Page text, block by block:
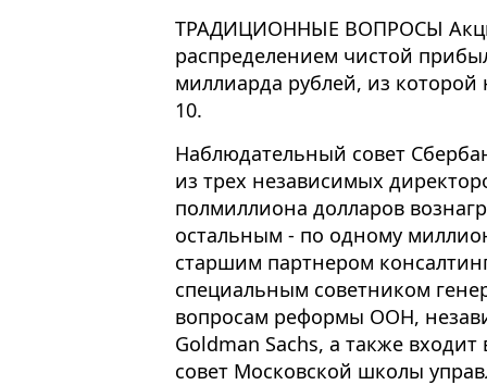
ТРАДИЦИОННЫЕ ВОПРОСЫ
распределением чистой
миллиарда рублей, из
10.
Наблюдательный совет
из трех независимых
полмиллиона долларов
остальным - по одному
старшим партнером
специальным советником
вопросам реформы ООН,
Goldman Sachs, а также
совет Московской школы